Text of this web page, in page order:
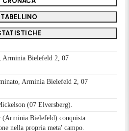
TABELLINO
Arminia Bielefeld 2, 07
Arminia Bielefeld 2, 07
(07 Elversberg).
Bielefeld) conquista
nella propria meta' campo.